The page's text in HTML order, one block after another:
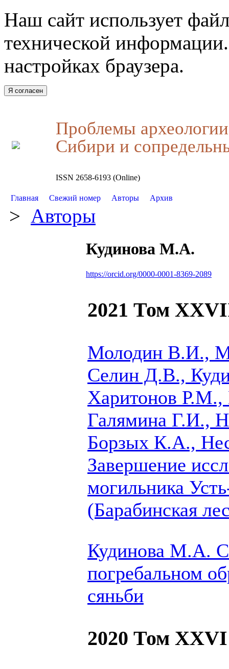
Наш сайт использует
технической
настройках браузера.
Я согласен
Проблемы
Сибири и
ISSN 2658-6193 (Online)
Главная Свежий номер Авторы Архив
> Авторы
Кудинова М.А.
https://orcid.org/0000-0001-8369-2089
2021 Том
Молодин В.И.,
Селин Д.В.,
Харитонов
Галямина Г.И.,
Борзых К.А.,
Завершение
могильника
(Барабинская
Кудинова М.А.
погребальном
сяньби
2020 Том XXVI